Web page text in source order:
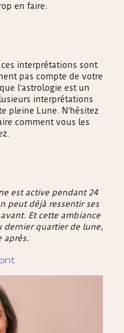
en faire.
interprétations sont
pas compte de votre
l’astrologie est un
interprétations
pleine Lune. N’hésitez
comment vous les
est active pendant 24
peut déjà ressentir ses
Et cette ambiance
dernier quartier de lune,
après.